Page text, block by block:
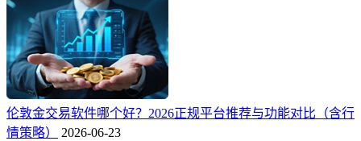
伦敦金交易软件哪个好？2026正规平台推荐与功能对比（含行
情策略）
2026-06-23